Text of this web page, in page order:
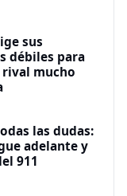
sus
débiles para
mucho
las dudas:
adelante y
911